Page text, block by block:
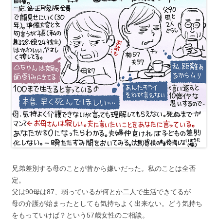
兄弟差別する母のことが昔から嫌いだった。私のことは全否
定。
父は90母は87、弱っているが何とか二人で生活できてるが
母の介護が始まったとしても気持ちよく出来ない。どう気持ち
をもっていけば？という57歳女性のご相談。